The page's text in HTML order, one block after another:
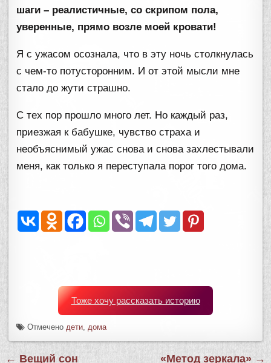
шаги – реалистичные, со скрипом пола,
уверенные, прямо возле моей кровати!
Я с ужасом осознала, что в эту ночь столкнулась
с чем-то потусторонним. И от этой мысли мне
стало до жути страшно.
С тех пор прошло много лет. Но каждый раз,
приезжая к бабушке, чувство страха и
необъяснимый ужас снова и снова захлестывали
меня, как только я переступала порог того дома.
Тоже хочу рассказать историю
Отмечено дети дома
Навигация
← Вещий сон «Метод зеркала» →